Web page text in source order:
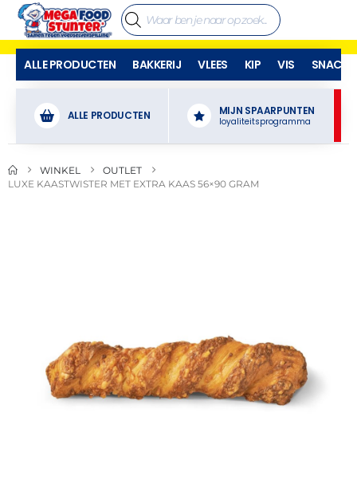
ALLE PRODUCTEN BAKKERIJ VLEES KIP VIS SNACKS
ALLE PRODUCTEN MIJN SPAARPUNTEN
loyaliteitsprogramma
WINKEL
OUTLET
LUXE KAASTWISTER MET EXTRA KAAS 56×90 GRAM